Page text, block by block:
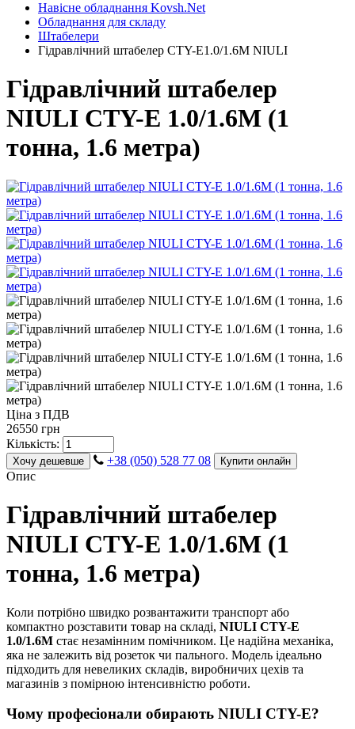
Навісне обладнання Kovsh.Net
Обладнання для складу
Штабелери
Гідравлічний штабелер CTY-E1.0/1.6M NIULI
Гідравлічний штабелер
NIULI CTY-E 1.0/1.6M (1
тонна, 1.6 метра)
Ціна з ПДВ
26550 грн
Кількість:
Хочу дешевше +38 (050) 528 77 08 Купити онлайн
Опис
Гідравлічний штабелер
NIULI CTY-E 1.0/1.6M (1
тонна, 1.6 метра)
Коли потрібно швидко розвантажити транспорт або
компактно розставити товар на складі, NIULI CTY-E
1.0/1.6M стає незамінним помічником. Це надійна механіка,
яка не залежить від розеток чи пального. Модель ідеально
підходить для невеликих складів, виробничих цехів та
магазинів з помірною інтенсивністю роботи.
Чому професіонали обирають NIULI CTY-E?